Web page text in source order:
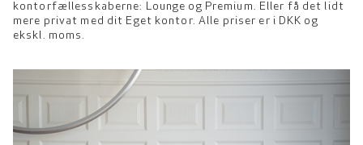
kontorfællesskaberne: Lounge og Premium. Eller få det lidt
mere privat med dit Eget kontor. Alle priser er i DKK og
ekskl. moms.